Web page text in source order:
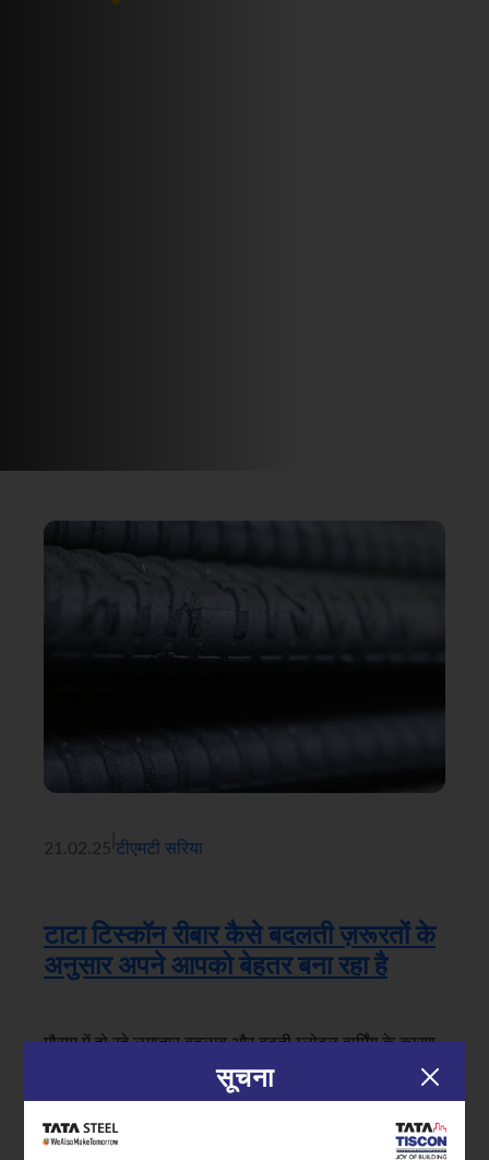
21.02.25 टीएमटी सरिया
टाटा टिस्कॉन रीबार कैसे बदलती ज़रूरतों के
अनुसार अपने आपको बेहतर बना रहा है
मौसम में हो रहे लगातार बदलाव और बढ़ती ग्लोबल वार्मिंग के कारण,
निर्माण प्रक्रियाओं में कुछ सकारात्मक बदलाव की ज़रूरत है।
ग्राहकों से लेकर डिस्ट्रीब्यूटर तक, हर कोई इस्तेमाल में आसान
और टिकाऊ समाधान को अपना रहे हैं। जिन उत्पादों से पैसों का
उपयुक्त मोल मिलता है, वहीं ग्राहकों की पहली पसंद बनकर उभर
सूचना